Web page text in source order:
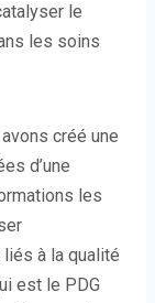
le
les soins
créé une
d’une
les
à la qualité
est le PDG